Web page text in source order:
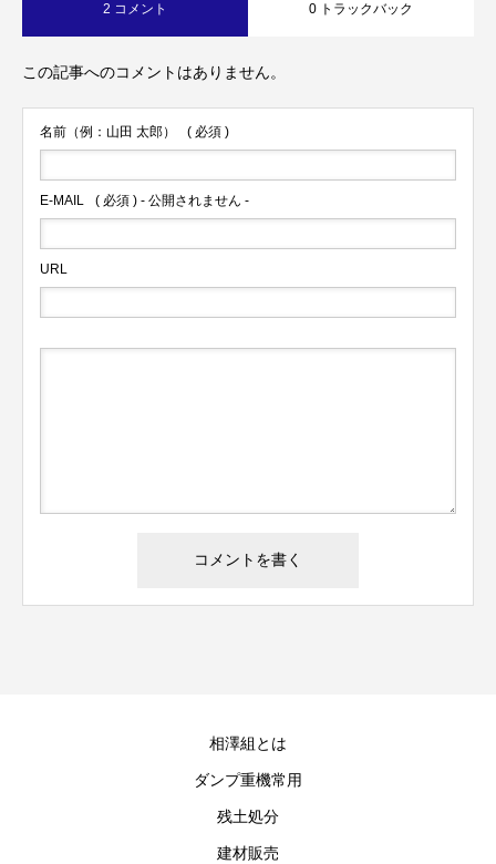
2 コメント 0 トラックバック
この記事へのコメントはありません。
名前（例：山田 太郎） ( 必須 )
E-MAIL ( 必須 ) - 公開されません -
URL
相澤組とは
ダンプ重機常用
残土処分
建材販売